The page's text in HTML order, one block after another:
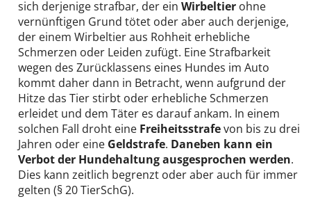
sich derjenige strafbar, der einWirbeltier ohne
vernünftigen Grund tötet oder aber auch derjenige,
der einem Wirbeltier aus Rohheit erhebliche
Schmerzen oder Leiden zufügt. Eine Strafbarkeit
wegen des Zurücklassens eines Hundes im Auto
kommt daher dann in Betracht, wenn aufgrund der
Hitze das Tier stirbt oder erhebliche Schmerzen
erleidet und dem Täter es darauf ankam. In einem
solchen Fall droht eine Freiheitsstrafevon bis zu drei
Jahren oder eine Geldstrafe. Daneben kann ein
Verbot der Hundehaltung ausgesprochen werden.
Dies kann zeitlich begrenzt oder aber auch für immer
gelten (§ 20 TierSchG).